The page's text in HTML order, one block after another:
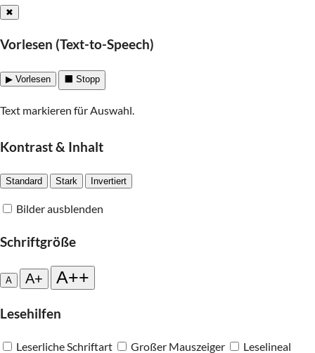
✖
Vorlesen (Text-to-Speech)
▶ Vorlesen ⬛ Stopp
Text markieren für Auswahl.
Kontrast & Inhalt
Standard Stark Invertiert
Bilder ausblenden
Schriftgröße
A A+ A++
Lesehilfen
Leserliche Schriftart Großer Mauszeiger Leselineal